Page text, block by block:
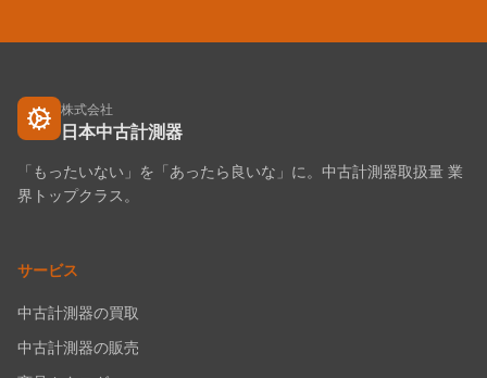
株式会社
日本中古計測器
「もったいない」を「あったら良いな」に。中古計測器取扱量 業
界トップクラス。
サービス
中古計測器の買取
中古計測器の販売